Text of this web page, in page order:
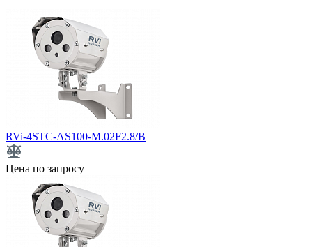
RVi-4STC-AS100-M.02F2.8/B
Цена по запросу